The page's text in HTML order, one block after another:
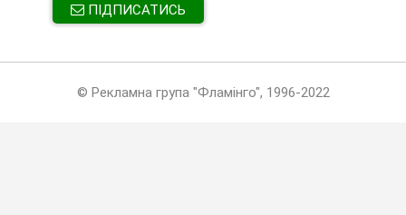
ПІДПИСАТИСЬ
© Рекламна група "Фламінго", 1996-2022